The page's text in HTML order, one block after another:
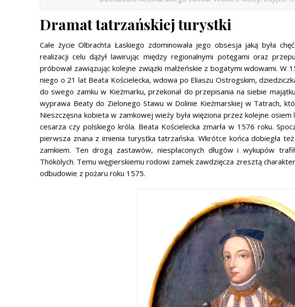
Dramat tatrzańskiej turystki
Całe życie Olbrachta Łaskiego zdominowała jego obsesja jaką była
realizacji celu dążył lawirując między regionalnymi potęgami oraz
próbował zawiązując kolejne związki małżeńskie z bogatymi wdowami. W
niego o 21 lat Beata Kościelecka, wdowa po Eliaszu Ostrogskim,
do swego zamku w Kieżmarku, przekonał do przepisania na siebie
wyprawa Beaty do Zielonego Stawu w Dolinie Kieżmarskiej w Tatrach,
Nieszczęsna kobieta w zamkowej wieży była więziona przez kolejne osiem
cesarza czy polskiego króla. Beata Kościelecka zmarła w 1576 roku.
pierwsza znana z imienia turystka tatrzańska. Wkrótce końca dobiegła
zamkiem. Ten drogą zastawów, niespłaconych długów i wykupów
Thökölych. Temu węgierskiemu rodowi zamek zawdzięcza zresztą
odbudowie z pożaru roku 1575.